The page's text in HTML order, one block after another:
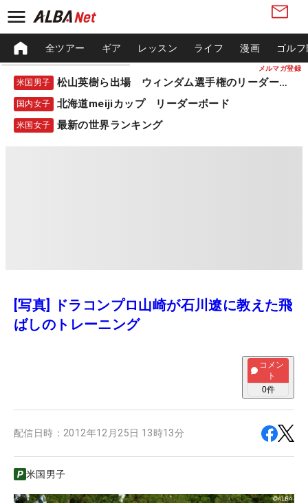
メルマガ登録
全ツアー ギア レッスン ライフ 漫画 ゴル
米国男子 松山英樹ら出場 ウィンダム選手権のリーダーボード
国内女子 北海道meijiカップ リーダーボード
米国女子 最新の世界ランキング
[写真] ドラコンプロ山崎が石川遼に教えた飛
ばしのトレーニング
コメン
ト
0件
配信日時： 2012年12月25日 13時13分
米国男子